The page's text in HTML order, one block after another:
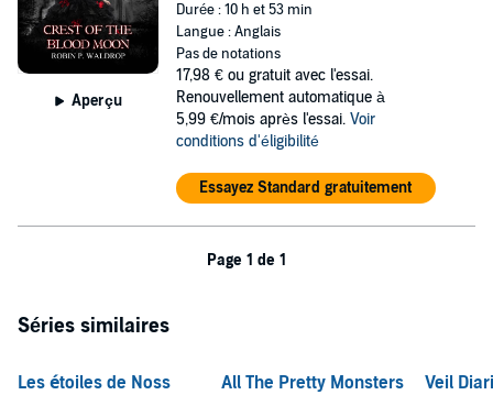
Aperçu
Durée : 10 h et 53 min
Langue : Anglais
Pas de notations
17,98 € ou gratuit avec l'essai.
Renouvellement automatique à
5,99 €/mois après l'essai. Voir
conditions d'éligibilité
Essayez Standard gratuitement
Page 1 de 1
Séries similaires
Les étoiles de Noss
All The Pretty Monsters
Veil